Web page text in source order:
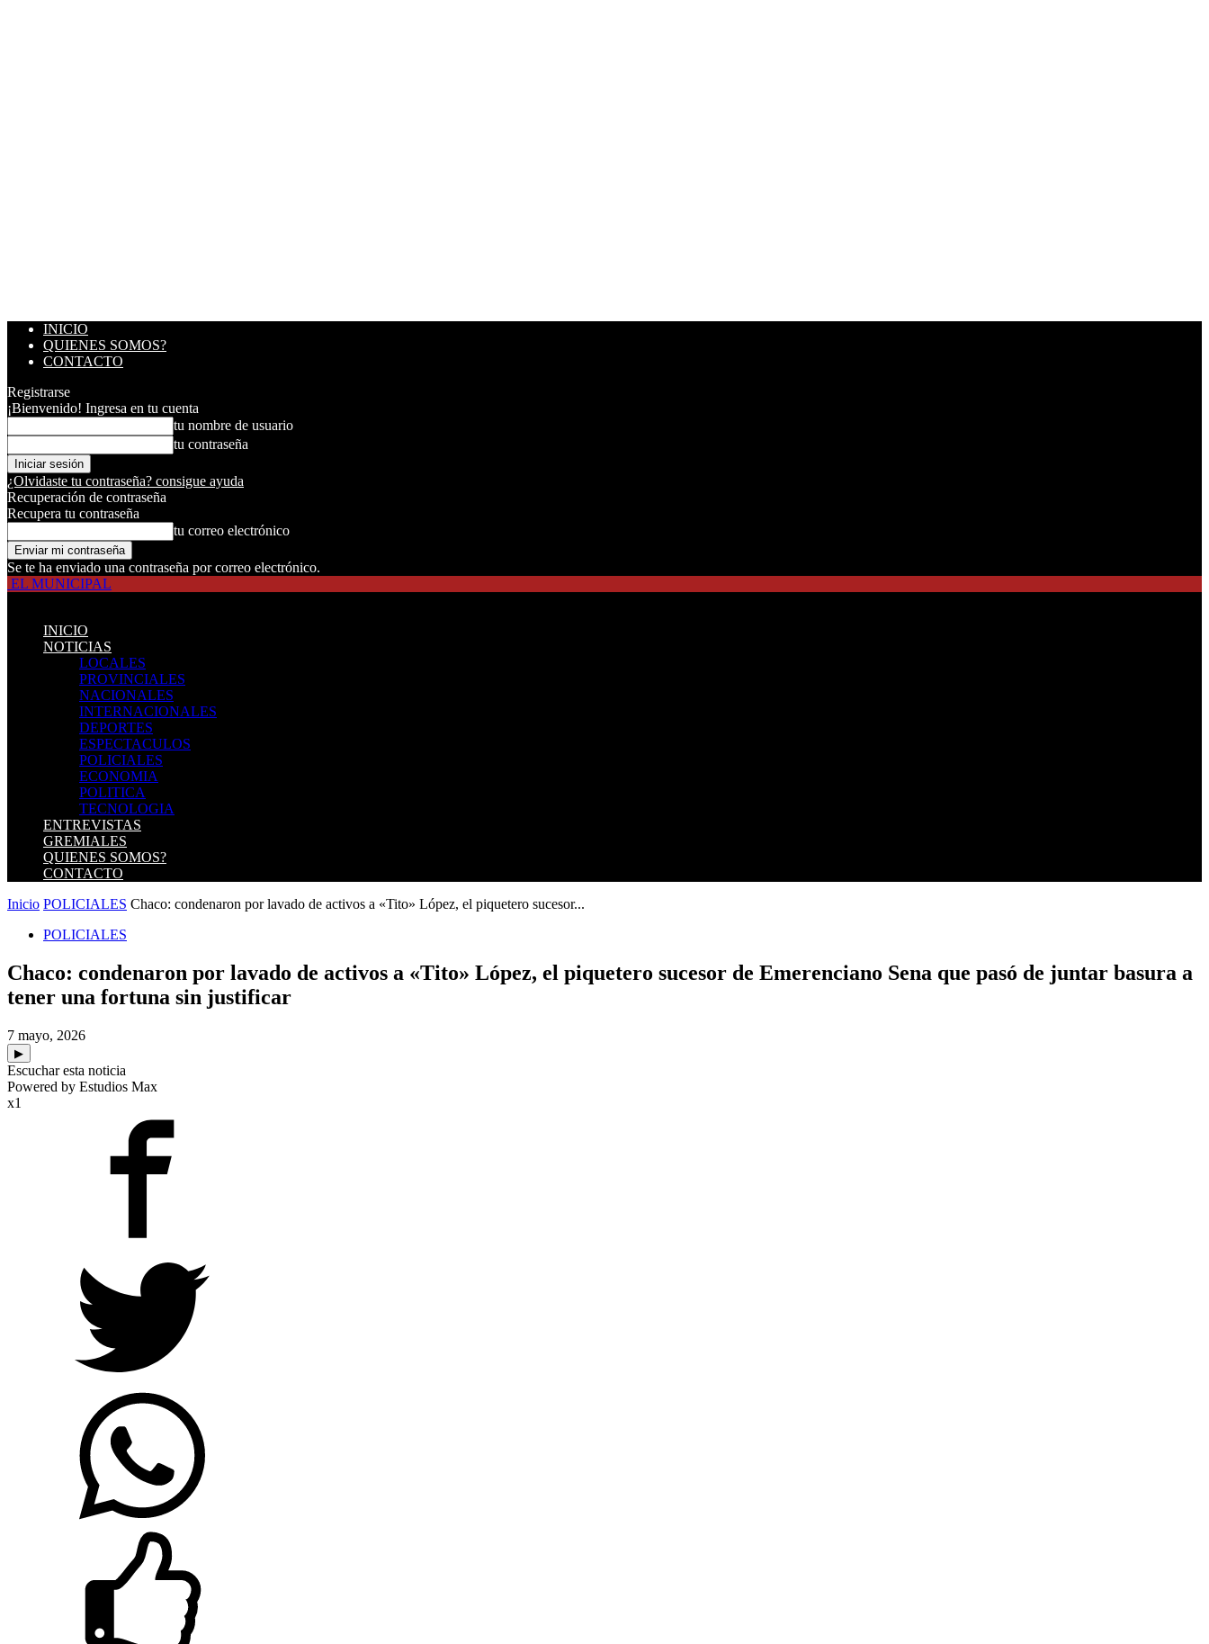
INICIO
QUIENES SOMOS?
CONTACTO
Registrarse
¡Bienvenido! Ingresa en tu cuenta
tu nombre de usuario
tu contraseña
¿Olvidaste tu contraseña? consigue ayuda
Recuperación de contraseña
Recupera tu contraseña
tu correo electrónico
Se te ha enviado una contraseña por correo electrónico.
EL MUNICIPAL
INICIO
NOTICIAS
LOCALES
PROVINCIALES
NACIONALES
INTERNACIONALES
DEPORTES
ESPECTACULOS
POLICIALES
ECONOMIA
POLITICA
TECNOLOGIA
ENTREVISTAS
GREMIALES
QUIENES SOMOS?
CONTACTO
Inicio POLICIALES Chaco: condenaron por lavado de activos a «Tito» López, el piquetero sucesor...
POLICIALES
Chaco: condenaron por lavado de activos a «Tito» López, el piquetero sucesor de Emerenciano Sena que pasó de juntar basura a
tener una fortuna sin justificar
7 mayo, 2026
▶
Escuchar esta noticia
Powered by Estudios Max
x1